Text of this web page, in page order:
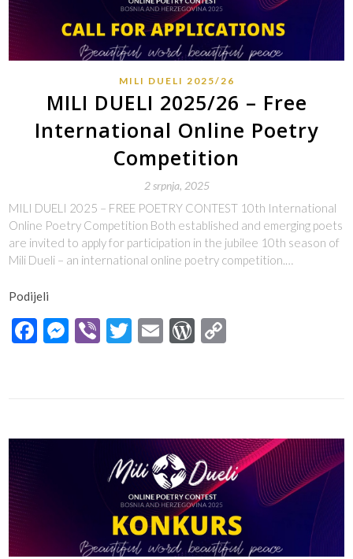
MILI DUELI 2025/26
MILI DUELI 2025/26 – Free
International Online Poetry
Competition
2 srpnja, 2025
MILI DUELI 2025 – FREE POETRY CONTEST 10th International
Online Poetry Competition Both established and emerging poets
are invited to apply for participation in the jubilee 10th season of
Mili Dueli – an international online poetry competition.…
Podijeli
Facebook
Messenger
ViberTwitter
EmailWordPress